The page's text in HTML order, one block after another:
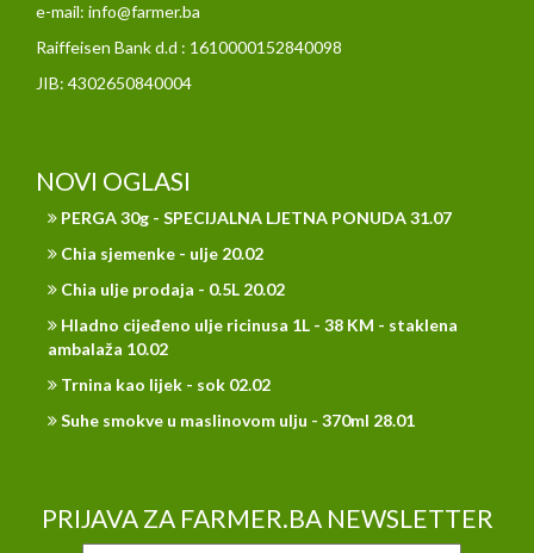
e-mail: info@farmer.ba
Raiffeisen Bank d.d : 1610000152840098
JIB: 4302650840004
NOVI OGLASI
PERGA 30g - SPECIJALNA LJETNA PONUDA 31.07
Chia sjemenke - ulje 20.02
Chia ulje prodaja - 0.5L 20.02
Hladno cijeđeno ulje ricinusa 1L - 38 KM - staklena
ambalaža 10.02
Trnina kao lijek - sok 02.02
Suhe smokve u maslinovom ulju - 370ml 28.01
PRIJAVA ZA FARMER.BA NEWSLETTER